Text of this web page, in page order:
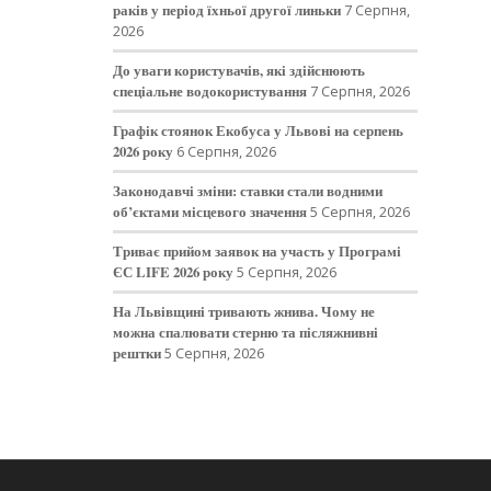
раків у період їхньої другої линьки 7 Серпня,
2026
До уваги користувачів, які здійснюють
спеціальне водокористування 7 Серпня, 2026
Графік стоянок Екобуса у Львові на серпень
2026 року 6 Серпня, 2026
Законодавчі зміни: ставки стали водними
об’єктами місцевого значення5 Серпня, 2026
Триває прийом заявок на участь у Програмі
ЄС LIFE 2026 року5 Серпня, 2026
На Львівщині тривають жнива. Чому не
можна спалювати стерню та післяжнивні
рештки5 Серпня, 2026